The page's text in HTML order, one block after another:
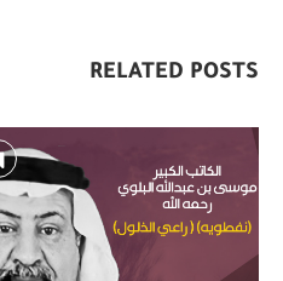
RELATED POSTS